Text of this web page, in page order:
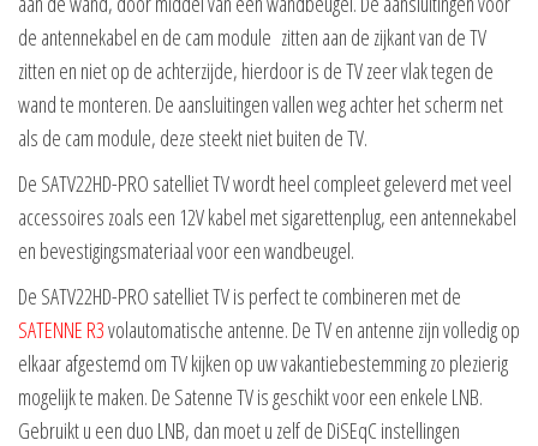
de antennekabel en de cam module zitten aan de zijkant van de TV
zitten en niet op de achterzijde, hierdoor is de TV zeer vlak tegen de
wand te monteren. De aansluitingen vallen weg achter het scherm net
als de cam module, deze steekt niet buiten de TV.
De SATV22HD-PRO satelliet TV wordt heel compleet geleverd met veel
accessoires zoals een 12V kabel met sigarettenplug, een antennekabel
en bevestigingsmateriaal voor een wandbeugel.
De SATV22HD-PRO satelliet TV is perfect te combineren met de
SATENNE R3volautomatische antenne. De TV en antenne zijn volledig op
elkaar afgestemd om TV kijken op uw vakantiebestemming zo plezierig
mogelijk te maken. De Satenne TV is geschikt voor een enkele LNB.
Gebruikt u een duo LNB, dan moet u zelf de DiSEqC instellingen